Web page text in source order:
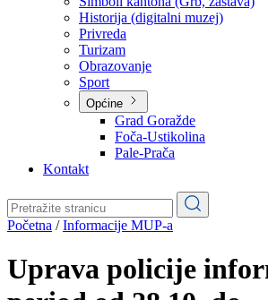
O kantonu
O kantonu
Simboli kantona (Grb, zastava)
Historija (digitalni muzej)
Privreda
Turizam
Obrazovanje
Općine
Pale-Prača
Kontakt
Početna/Informacije MUP-a